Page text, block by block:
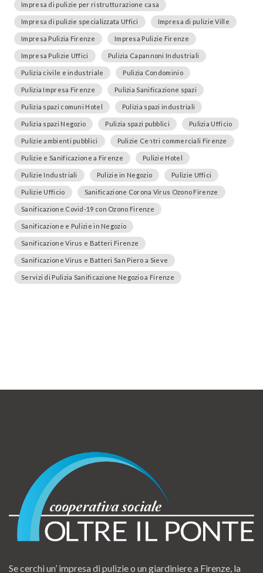
Impresa di pulizie per ristrutturazione casa
Impresa di pulizie specializzata Uffici Impresa di pulizie Ville
Impresa Pulizia Firenze Impresa Pulizie Firenze
Impresa Pulizie Uffici Pulizia Capannoni Industriali
Pulizia civile e industriale Pulizia Condominio
Pulizia Impresa Firenze Pulizia Sanificazione spazi
Pulizia spazi comuni Hotel Pulizia spazi industriali
Pulizia spazi Negozio Pulizia spazi pubblici Pulizia Ufficio
Pulizie ambienti pubblici Pulizie Centri commerciali Firenze
Pulizie e Sanificazione a Firenze Pulizie Hotel
Pulizie Industriali Pulizie in Negozio Pulizie Uffici
Pulizie Ufficio Sanificazione Corona Virus Ozono Firenze
Sanificazione Covid-19 con Ozono Firenze
Sanificazione e Pulizie in Negozio
Sanificazione Virus e Batteri Firenze
Sanificazione Virus e Batteri San Piero a Sieve
Servizi di Pulizia Sanificazione Negozio a Firenze
Se cerchi un’ impresa di pulizie o un giardiniere a Firenze, la